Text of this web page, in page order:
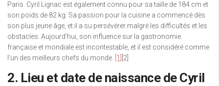
Paris. Cyril Lignac est également connu pour sa taille de 184 cm et
son poids de 82 kg. Sa passion pour la cuisine a commencé dès
son plus jeune âge, et il a su persévérer malgré les difficultés et les
obstacles. Aujourd’hui, son influence sur la gastronomie
française et mondiale est incontestable, et il est considéré comme
l’un des meilleurs chefs du monde.
[1] [2]
2. Lieu et date de naissance de Cyril